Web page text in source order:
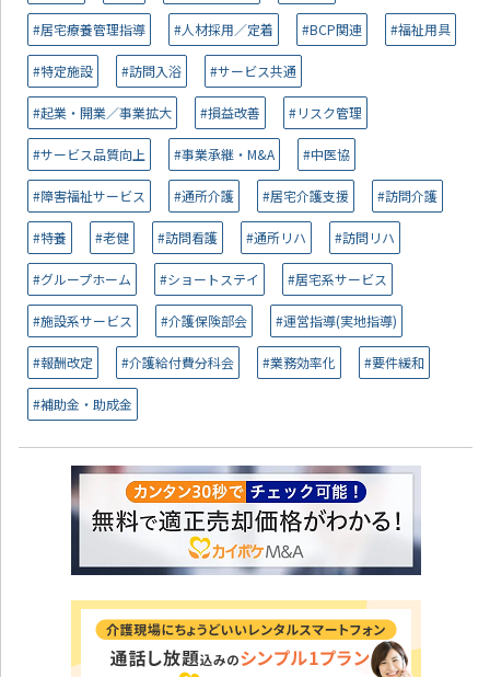
#居宅療養管理指導 #人材採用／定着 #BCP関連 #福祉用具
#特定施設 #訪問入浴 #サービス共通
#起業・開業／事業拡大 #損益改善 #リスク管理
#サービス品質向上 #事業承継・M&A #中医協
#障害福祉サービス #通所介護 #居宅介護支援 #訪問介護
#特養 #老健 #訪問看護 #通所リハ #訪問リハ
#グループホーム #ショートステイ #居宅系サービス
#施設系サービス #介護保険部会 #運営指導(実地指導)
#報酬改定 #介護給付費分科会 #業務効率化 #要件緩和
#補助金・助成金